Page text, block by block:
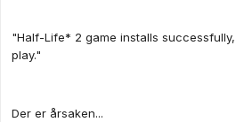
"Half-Life* 2 game installs
play."
Der er årsaken...